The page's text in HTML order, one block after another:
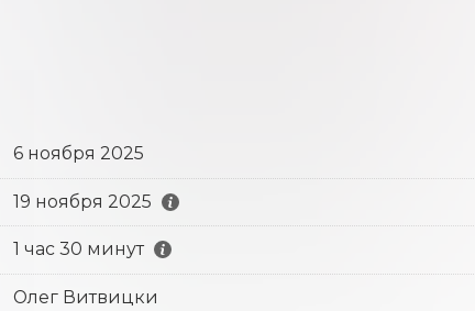
6 ноября 2025
19 ноября 2025
1 час 30 минут
Олег Витвицки